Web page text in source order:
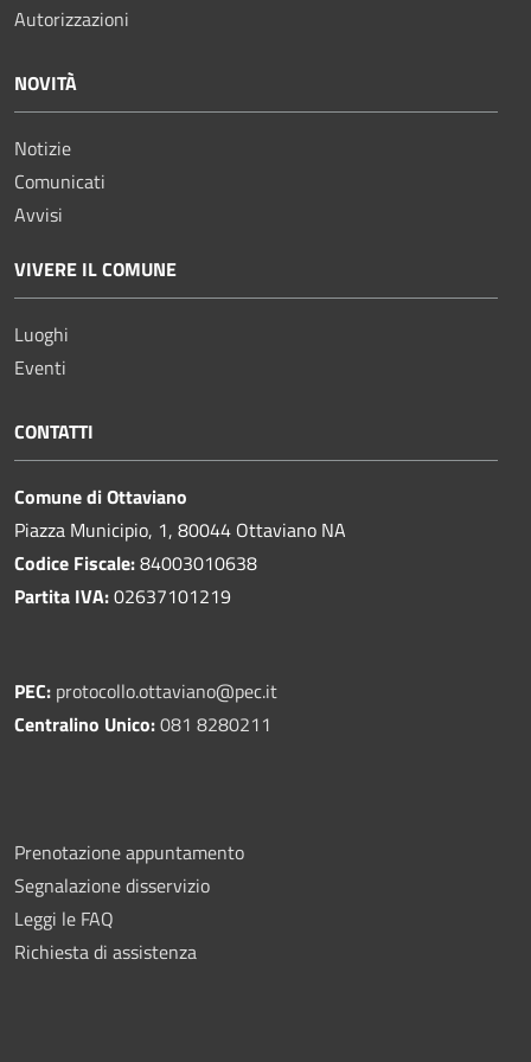
Autorizzazioni
NOVITÀ
Notizie
Comunicati
Avvisi
VIVERE IL COMUNE
Luoghi
Eventi
CONTATTI
Comune di Ottaviano
Piazza Municipio, 1, 80044 Ottaviano NA
Codice Fiscale:84003010638
Partita IVA:02637101219
PEC: protocollo.ottaviano@pec.it
Centralino Unico:081 8280211
Prenotazione appuntamento
Segnalazione disservizio
Leggi le FAQ
Richiesta di assistenza